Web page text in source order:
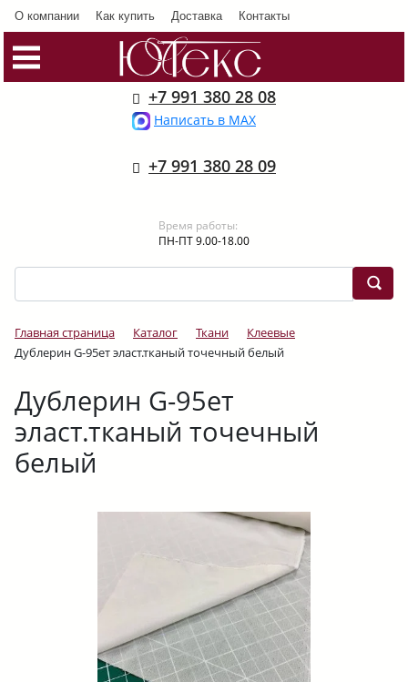
О компании Как купить Доставка Контакты
+7 991 380 28 08
Написать в MAX
+7 991 380 28 09
Время работы:
ПН-ПТ 9.00-18.00
Главная страница Каталог Ткани
Клеевые
Дублерин G-95ет эласт.тканый точечный белый
Дублерин G-95ет
эласт.тканый точечный
белый